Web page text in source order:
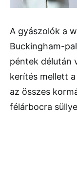
A gyászolók a
Buckingham-
péntek délután
kerítés mellett
az összes
félárbocra